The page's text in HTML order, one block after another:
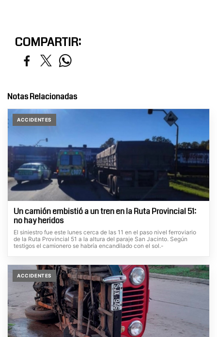
COMPARTIR:
Notas Relacionadas
ACCIDENTES
Un camión embistió a un tren en la Ruta Provincial 51:
no hay heridos
El siniestro fue este lunes cerca de las 11 en el paso nivel ferroviario
de la Ruta Provincial 51 a la altura del paraje San Jacinto. Según
testigos el camionero se habría encandilado con el sol.-
ACCIDENTES